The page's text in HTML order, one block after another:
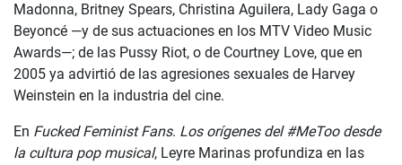
Madonna, Britney Spears, Christina Aguilera, Lady Gaga o
Beyoncé —y de sus actuaciones en los MTV Video Music
Awards—; de las Pussy Riot, o de Courtney Love, que en
2005 ya advirtió de las agresiones sexuales de Harvey
Weinstein en la industria del cine.
En Fucked Feminist Fans. Los orígenes del #MeToo desde
la cultura pop musical, Leyre Marinas profundiza en las